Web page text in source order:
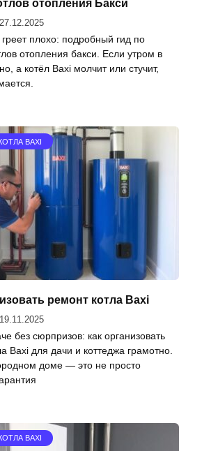
отопления Бакси
27.12.2025
греет плохо: подробный гид по
отопления бакси. Если утром в
а котёл Baxi молчит или стучит,
BAXI
ремонт котла Baxi
19.11.2025
без сюрпризов: как организовать
Baxi для дачи и коттеджа грамотно.
доме — это не просто
BAXI